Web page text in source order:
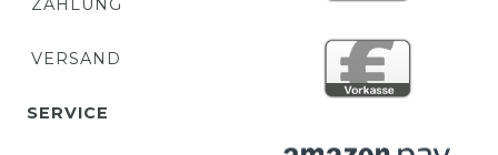
ZAHLUNG
VERSAND
SERVICE